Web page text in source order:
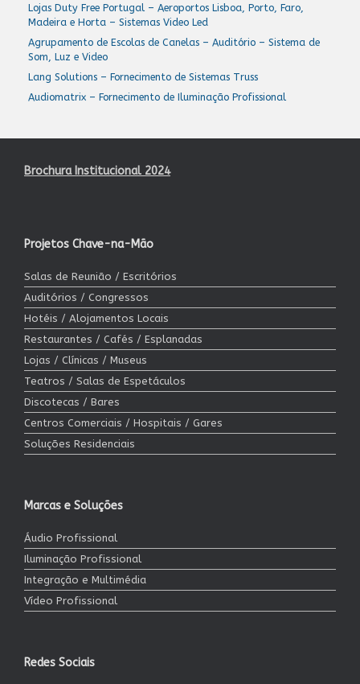
Lojas Duty Free Portugal – Aeroportos Lisboa, Porto, Faro,
Madeira e Horta – Sistemas Video Led
Agrupamento de Escolas de Canelas – Auditório – Sistema de
Som, Luz e Video
Lang Solutions – Fornecimento de Sistemas Truss
Audiomatrix – Fornecimento de Iluminação Profissional
Brochura Institucional 2024
Projetos Chave-na-Mão
Salas de Reunião / Escritórios
Auditórios / Congressos
Hotéis / Alojamentos Locais
Restaurantes / Cafés / Esplanadas
Lojas / Clínicas / Museus
Teatros / Salas de Espetáculos
Discotecas / Bares
Centros Comerciais / Hospitais / Gares
Soluções Residenciais
Marcas e Soluções
Áudio Profissional
Iluminação Profissional
Integração e Multimédia
Vídeo Profissional
Redes Sociais